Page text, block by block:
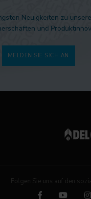
Neuigkeiten zu
und
MELDEN SIE SICH AN
Folgen Sie uns auf den